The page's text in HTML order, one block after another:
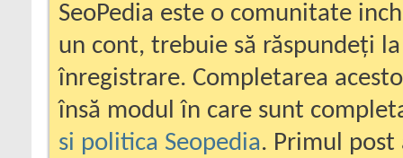
SeoPedia este o comunitate
un cont, trebuie să răspundeți
înregistrare. Completarea
însă modul în care sunt
si politica Seopedia. Primul